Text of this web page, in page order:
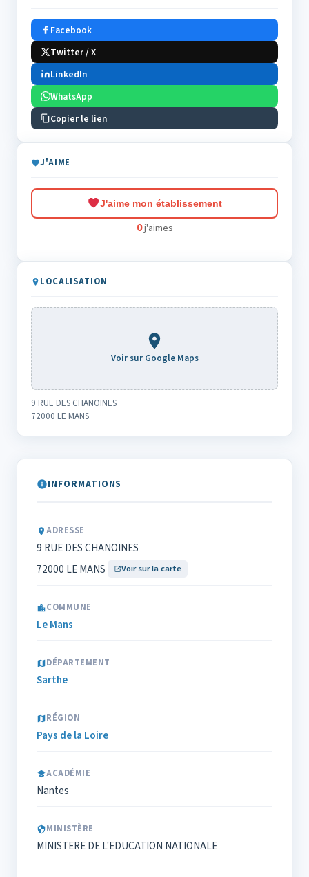
INFORMATIONS
ADRESSE
9 RUE DES CHANOINES
72000 LE MANS
Voir sur la carte
COMMUNE
Le Mans
DÉPARTEMENT
Sarthe
RÉGION
Pays de la Loire
ACADÉMIE
Nantes
MINISTÈRE
MINISTERE DE L'EDUCATION NATIONALE
Facebook
Twitter / X
LinkedIn
WhatsApp
Copier le lien
J'AIME
J'aime mon établissement
0j'aimes
LOCALISATION
Voir sur Google Maps
9 RUE DES CHANOINES
72000 LE MANS